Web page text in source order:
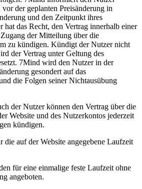
vor der geplanten Preisänderung in
und den Zeitpunkt ihres
hat das Recht, den Vertrag innerhalb einer
der Mitteilung über die
zu kündigen. Kündigt der Nutzer nicht
der Vertrag unter Geltung des
7Mind wird den Nutzer in der
gesondert auf das
die Folgen seiner Nichtausübung
der Nutzer können den Vertrag über die
Website und des Nutzerkontos jederzeit
kündigen.
die auf der Website angegebene Laufzeit
für eine einmalige feste Laufzeit ohne
angeboten.